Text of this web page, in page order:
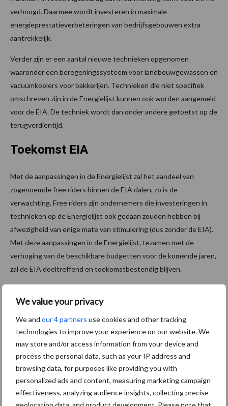
We value your privacy
We and our 4 partners use cookies and other tracking
technologies to improve your experience on our website. We
may store and/or access information from your device and
process the personal data, such as your IP address and
browsing data, for purposes like providing you with
personalized ads and content, measuring marketing campaign
effectiveness, analyzing audience insights, collecting precise
verhoogd. Daarmee wordt investeren in maximale
energieprestatieverbeteringen van bedrijfsgebouwen extra
aantrekkelijk.
Verder zijn er een aantal nieuwe technieken opgenomen
waaronder een beregeningssysteem voor landbouwgewassen en
vacuümkoelers voor bakkerijen. Technieken die niet specifiek
omschreven zijn in de Energielijst kunnen ook worden aangemeld
voor de EIA. De techniek wordt dan onder andere getoetst op de
terugverdientijd.
Toekomst EIA
Met de aanpassingen in de Energielijst zal het aandeel van
zogenoemde free riders binnen de EIA dalen, zo is de
verwachting. Free riders zijn ondernemers die investeringen in
technieken op de Energielijst ook gedaan zouden hebben bij
afwezigheid van enige mate van stimulering (dus zonder de EIA).
Met deze aanpassingen in de Energielijst, tezamen met de
verhoging van de beschikbare budgetten voor de komende jaren,
zal de EIA doeltreffend en toekomstbestendig blijven.
Ondernemend Nederland (RVO). Dit is in opdracht van het
ministerie van Economische Zaken en Klimaat.
Bron:RVO
Aanbevolen voor jou! ondernemen
Hoe track & trace-systemen
helpen bij het terugvinden